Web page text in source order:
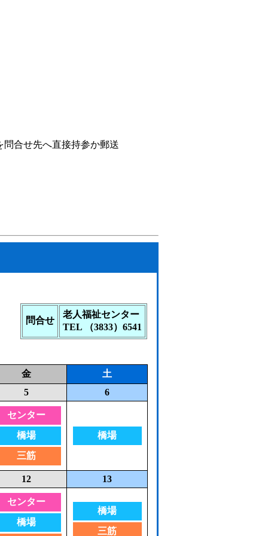
合せ先へ直接持参か郵送
問合せ
老人福祉センター
TEL （3833）6541
金
土
5 6
センター
橋場
三筋
橋場
12 13
センター
橋場
橋場
三筋